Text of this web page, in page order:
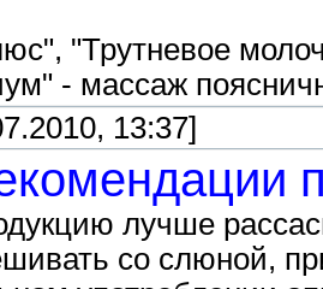
"Трутневое
- массаж
13:37]
лучше
со слюной,